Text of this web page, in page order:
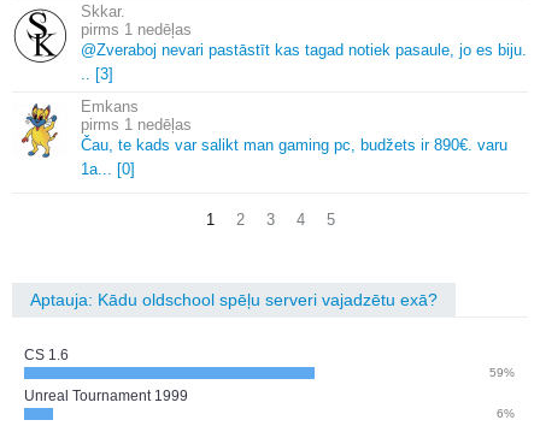
Skkar.
1 nedēļas
@Zveraboj nevari pastāstīt kas tagad notiek pasaule, jo es biju.
[3]
Emkans
1 nedēļas
Čau, te kads var salikt man gaming pc, budžets ir 890€. varu
1a.
[0]
1 2 3 4 5
Aptauja: Kādu oldschool spēļu serveri vajadzētu exā?
CS 1.6
59%
Unreal Tournament 1999
6%